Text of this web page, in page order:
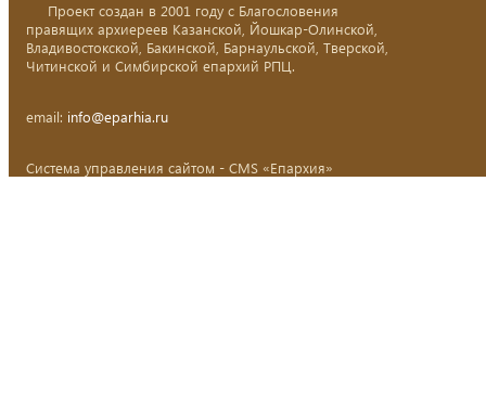
Проект создан в 2001 году с Благословения
правящих архиереев Казанской, Йошкар-Олинской,
Владивостокской, Бакинской, Барнаульской, Тверской,
Читинской и Симбирской епархий РПЦ.
email: info@eparhia.ru
Система управления сайтом - CMS «Епархия»